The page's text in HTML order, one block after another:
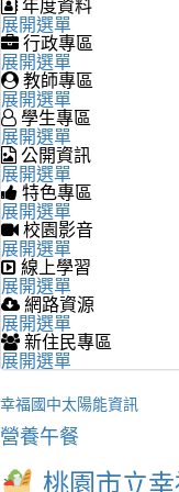
展開選單
行政專區
展開選單
教師專區
展開選單
學生專區
展開選單
公開資訊
展開選單
特色專區
展開選單
校園影音
展開選單
線上學習
展開選單
網路資源
展開選單
新住民專區
展開選單
幸福國中太陽能資訊
營養午餐
桃園市立